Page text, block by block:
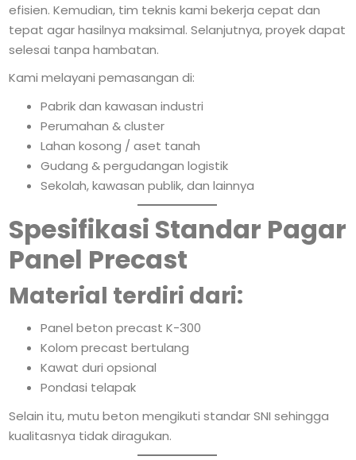
efisien. Kemudian, tim teknis kami bekerja cepat dan
tepat agar hasilnya maksimal. Selanjutnya, proyek dapat
selesai tanpa hambatan.
Kami melayani pemasangan di:
Pabrik dan kawasan industri
Perumahan & cluster
Lahan kosong / aset tanah
Gudang & pergudangan logistik
Sekolah, kawasan publik, dan lainnya
Spesifikasi Standar Pagar
Panel Precast
Material terdiri dari:
Panel beton precast K-300
Kolom precast bertulang
Kawat duri opsional
Pondasi telapak
Selain itu, mutu beton mengikuti standar SNI sehingga
kualitasnya tidak diragukan.